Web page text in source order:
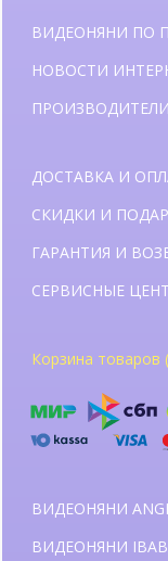
ВИДЕОНЯНИ ПО
НОВОСТИ
ДОСТАВКА И
СКИДКИ И
ГАРАНТИЯ И
СЕРВИСНЫЕ
Корзина товаров
ВИДЕОНЯНИ
ВИДЕОНЯНИ